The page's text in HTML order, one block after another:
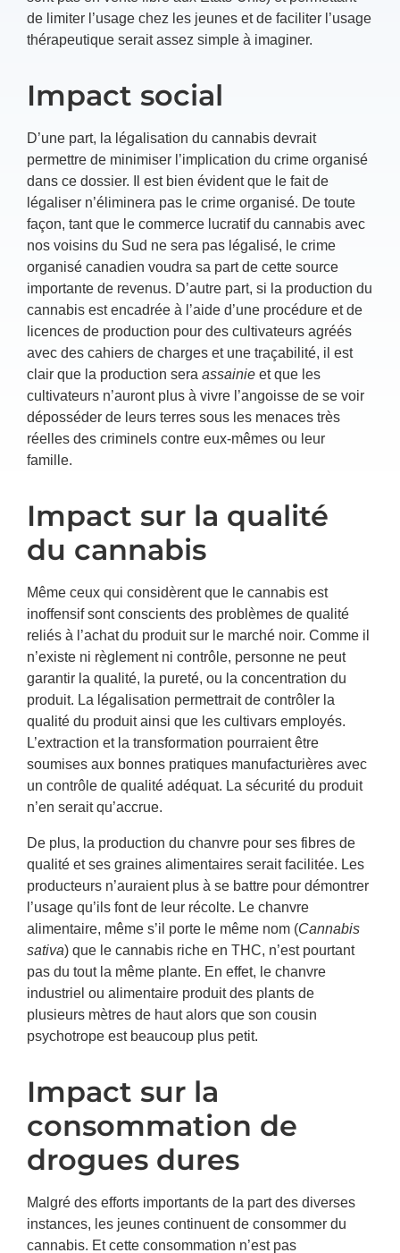
de limiter l’usage chez les jeunes et de faciliter l’usage
thérapeutique serait assez simple à imaginer.
Impact social
D’une part, la légalisation du cannabis devrait
permettre de minimiser l’implication du crime organisé
dans ce dossier. Il est bien évident que le fait de
légaliser n’éliminera pas le crime organisé. De toute
façon, tant que le commerce lucratif du cannabis avec
nos voisins du Sud ne sera pas légalisé, le crime
organisé canadien voudra sa part de cette source
importante de revenus. D’autre part, si la production du
cannabis est encadrée à l’aide d’une procédure et de
licences de production pour des cultivateurs agréés
avec des cahiers de charges et une traçabilité, il est
clair que la production seraassainieet que les
cultivateurs n’auront plus à vivre l’angoisse de se voir
déposséder de leurs terres sous les menaces très
réelles des criminels contre eux-mêmes ou leur
famille.
Impact sur la qualité
du cannabis
Même ceux qui considèrent que le cannabis est
inoffensif sont conscients des problèmes de qualité
reliés à l’achat du produit sur le marché noir. Comme il
n’existe ni règlement ni contrôle, personne ne peut
garantir la qualité, la pureté, ou la concentration du
produit. La légalisation permettrait de contrôler la
qualité du produit ainsi que les cultivars employés.
L’extraction et la transformation pourraient être
soumises aux bonnes pratiques manufacturières avec
un contrôle de qualité adéquat. La sécurité du produit
n’en serait qu’accrue.
De plus, la production du chanvre pour ses fibres de
qualité et ses graines alimentaires serait facilitée. Les
producteurs n’auraient plus à se battre pour démontrer
l’usage qu’ils font de leur récolte. Le chanvre
alimentaire, même s’il porte le même nom (Cannabis
sativa) que le cannabis riche en THC, n’est pourtant
pas du tout la même plante. En effet, le chanvre
industriel ou alimentaire produit des plants de
plusieurs mètres de haut alors que son cousin
psychotrope est beaucoup plus petit.
Impact sur la
consommation de
drogues dures
Malgré des efforts importants de la part des diverses
instances, les jeunes continuent de consommer du
cannabis. Et cette consommation n’est pas